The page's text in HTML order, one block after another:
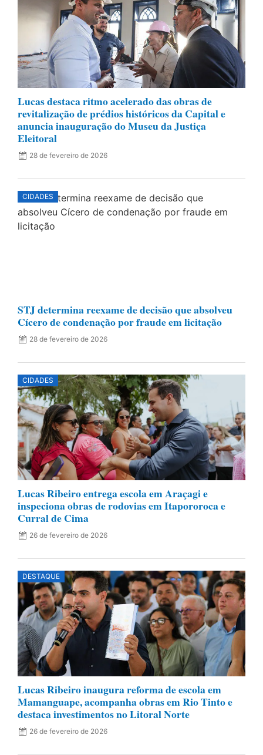
Lucas destaca ritmo acelerado das obras de
revitalização de prédios históricos da Capital e
anuncia inauguração do Museu da Justiça
Eleitoral
28 de fevereiro de 2026
CIDADES
STJ determina reexame de decisão que absolveu
Cícero de condenação por fraude em licitação
28 de fevereiro de 2026
CIDADES
Lucas Ribeiro entrega escola em Araçagi e
inspeciona obras de rodovias em Itapororoca e
Curral de Cima
26 de fevereiro de 2026
DESTAQUE
Lucas Ribeiro inaugura reforma de escola em
Mamanguape, acompanha obras em Rio Tinto e
destaca investimentos no Litoral Norte
26 de fevereiro de 2026